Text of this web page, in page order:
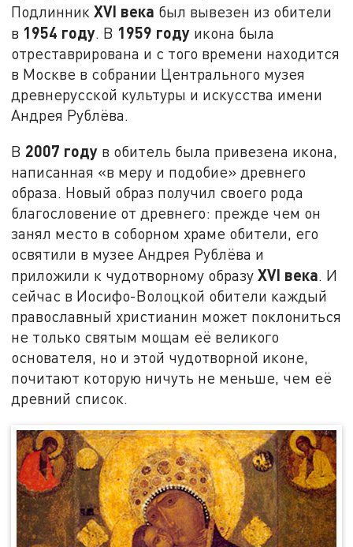
ПодлинникXVI века был вывезен из обители
в 1954 году . В 1959 году икона была
отреставрирована и с того времени находится
в Москве в собрании Центрального музея
древнерусской культуры и искусства имени
Андрея Рублёва.
В 2007 году в обитель была привезена икона,
написанная «в меру и подобие» древнего
образа. Новый образ получил своего рода
благословение от древнего: прежде чем он
занял место в соборном храме обители, его
освятили в музее Андрея Рублёва и
приложили к чудотворному образуXVI века. И
сейчас в Иосифо-Волоцкой обители каждый
православный христианин может поклониться
не только святым мощам её великого
основателя, но и этой чудотворной иконе,
почитают которую ничуть не меньше, чем её
древний список.